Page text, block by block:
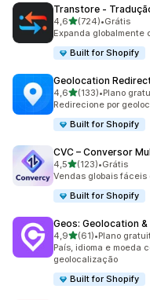
Transtore ‑
4,6de 5 estrelas
(724)
724 avaliações ao todo
•Grátis
Expanda globalmente
Built for Shopify
Geolocation
4,6de 5 estrelas
(133)
133 avaliações ao todo
•Plano
Redirecione por
Built for Shopify
CVC – Conversor
4,5de 5 estrelas
(123)
123 avaliações ao todo
•Grátis
Vendas globais fáceis
Built for Shopify
Geos: Geolocation
4,9de 5 estrelas
(61)
61 avaliações ao todo
•Plano
País, idioma e moeda
geolocalização
Built for Shopify